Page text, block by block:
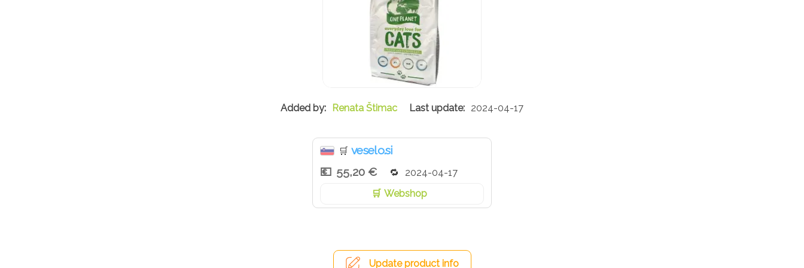
Renata Štimac 2024-04-17
🛒 veselo.si
55,20 €
2024-04-17
Webshop
Update product info